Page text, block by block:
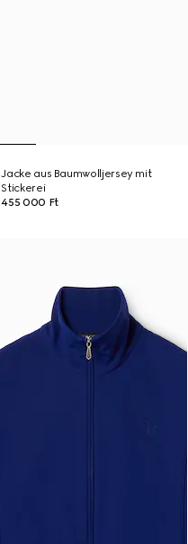
Jacke aus Baumwolljersey mit
Stickerei
455 000 Ft